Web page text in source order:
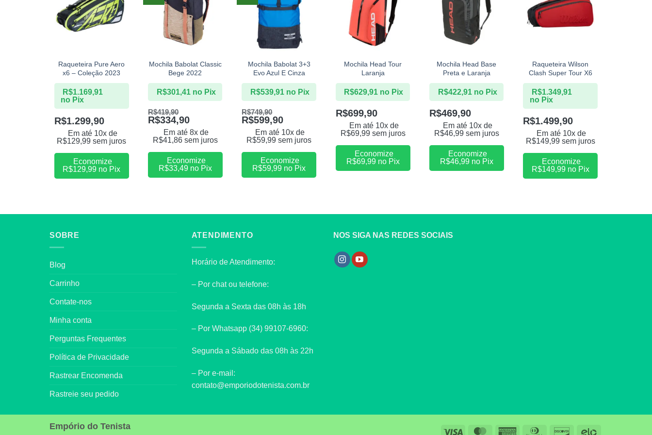
Raqueteira Pure Aero
x6 – Coleção 2023
R$1.299,90
Em até 10x de
R$129,99 sem juros
R$1.169,91
no Pix
Economize
R$129,99 no Pix
Mochila Babolat Classic
Bege 2022
R$419,90
R$334,90
Em até 8x de
R$41,86sem juros
R$301,41 no Pix
Economize
R$33,49no Pix
Mochila Babolat 3+3
Evo Azul E Cinza
R$749,90
R$599,90
Em até 10x de
R$59,99 sem juros
R$539,91 no Pix
Economize
R$59,99 no Pix
Mochila Head Tour
Laranja
R$699,90
Em até 10x de
R$69,99sem juros
R$629,91 no Pix
Economize
R$69,99no Pix
Mochila Head Base
Preta e Laranja
R$469,90
Em até 10x de
R$46,99sem juros
R$422,91 no Pix
Economize
R$46,99no Pix
Raqueteira Wilson
Clash Super Tour X6
R$1.499,90
Em até 10x de
R$149,99sem juros
R$1.349,91
no Pix
Economize
R$149,99no Pix
SOBRE
Blog
Carrinho
Contate-nos
Minha conta
Perguntas Frequentes
Política de Privacidade
Rastrear Encomenda
Rastreie seu pedido
ATENDIMENTO
Horário de Atendimento:
– Por chat ou telefone:
Segunda a Sexta das 08h às 18h
– Por Whatsapp (34) 99107-6960:
Segunda a Sábado das 08h às 22h
– Por e-mail:
contato@emporiodotenista.com.br
NOS SIGA NAS REDES SOCIAIS
Visa MasterCardAmerican Dinners Discover
Empório do Tenista